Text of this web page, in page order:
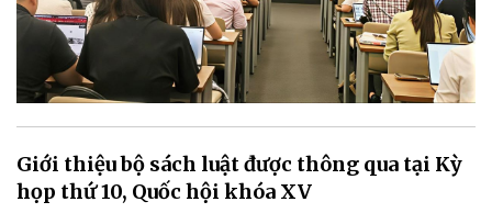
Giới thiệu bộ sách luật được thông qua tại Kỳ
họp thứ 10, Quốc hội khóa XV